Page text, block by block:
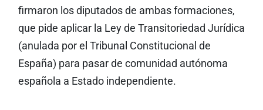
firmaron los diputados de ambas formaciones,
que pide aplicar la Ley de Transitoriedad Jurídica
(anulada por el Tribunal Constitucional de
España) para pasar de comunidad autónoma
española a Estado independiente.